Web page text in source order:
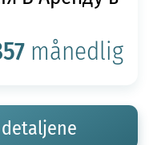
månedlig